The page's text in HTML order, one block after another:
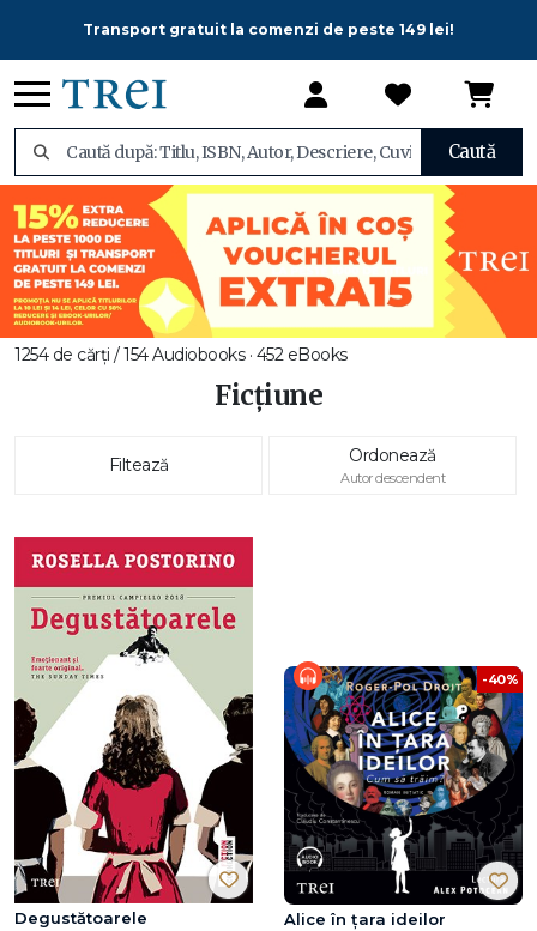
Transport gratuit la comenzi de peste 149 lei!
Caută
1254 de cărți / 154 Audiobooks · 452 eBooks
Ficțiune
Filtează Ordonează
Autor descendent
Degustătoarele
-40%
Alice în țara ideilor